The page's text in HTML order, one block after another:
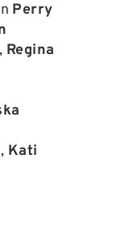
Perry
, Regina
, Kati